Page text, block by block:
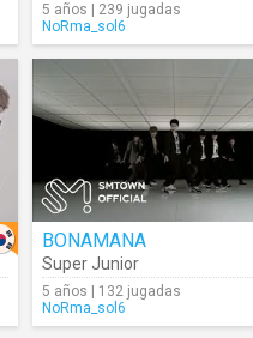
5 años | 239 jugadas
NoRma_sol6
BONAMANA
Super Junior
5 años | 132 jugadas
NoRma_sol6